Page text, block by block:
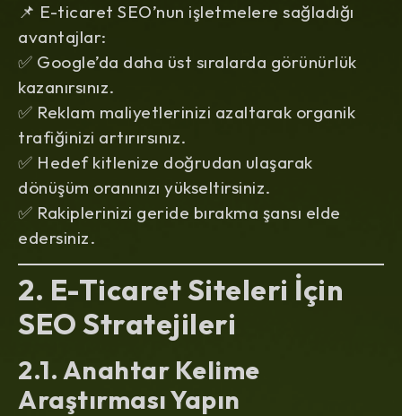
📌 E-ticaret SEO’nun işletmelere sağladığı
avantajlar:
✅ Google’da daha üst sıralarda görünürlük
kazanırsınız.
✅ Reklam maliyetlerinizi azaltarak organik
trafiğinizi artırırsınız.
✅ Hedef kitlenize doğrudan ulaşarak
dönüşüm oranınızı yükseltirsiniz.
✅ Rakiplerinizi geride bırakma şansı elde
edersiniz.
2. E-Ticaret Siteleri İçin
SEO Stratejileri
2.1. Anahtar Kelime
Araştırması Yapın